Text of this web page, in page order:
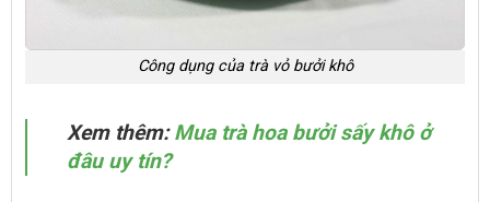
Công dụng của trà vỏ bưởi khô
Xem thêm:Mua trà hoa bưởi sấy khô ở
đâu uy tín?